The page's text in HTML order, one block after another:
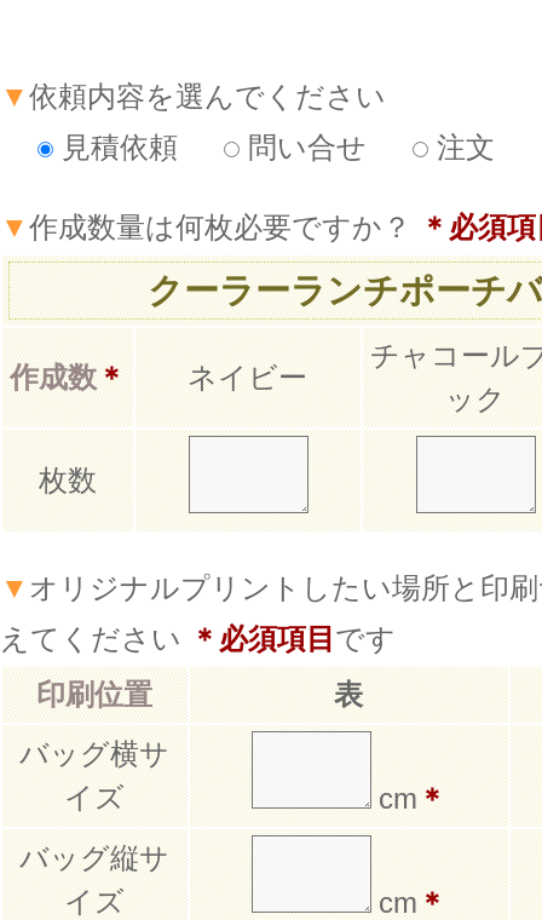
▼依頼内容を選んでください
見積依頼
問い合せ 注文
▼作成数量は何枚必要ですか？ ＊必須
クーラーランチポーチ
作成数＊ ネイビー
チャコール
ック
枚数
▼ オリジナルプリントしたい場所と印
えてください ＊必須項目 です
印刷位置
表
バッグ横サ
イズ
cm＊
バッグ縦サ
イズ
cm＊